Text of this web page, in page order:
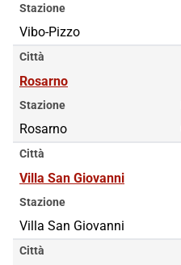
Stazione
Vibo-Pizzo
Città
Rosarno
Stazione
Rosarno
Città
Villa San Giovanni
Stazione
Villa San Giovanni
Città